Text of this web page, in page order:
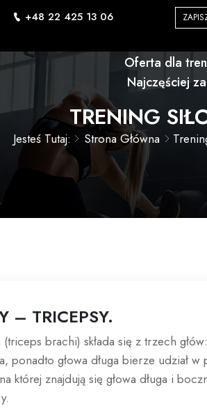
+48 22 425 13 06
Oferta dla
Najczęściej
TRENING
Jesteś Tutaj: Strona Główna
– TRICEPSY.
brachi) składa się z trzech
ponadto głowa długa bierze udział
której znajdują się głowa długa i